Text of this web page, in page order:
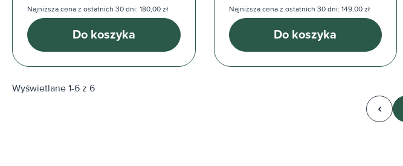
Najniższa cena z ostatnich 30 dni: 180,00 zł
Do koszyka
Najniższa cena z ostatnich 30 dni: 149,00 zł
Do koszyka
Wyświetlane 1-6 z 6